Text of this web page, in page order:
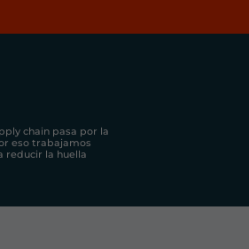
chain pasa por la
eso trabajamos
reducir la huella